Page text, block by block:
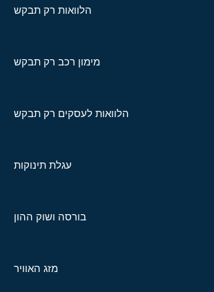
הלוואות רק תבקש
מימון רכב רק תבקש
הלוואות לעסקים רק תבקש
עגלת תינוקות
בורסה ושוק ההון
מזג האוויר